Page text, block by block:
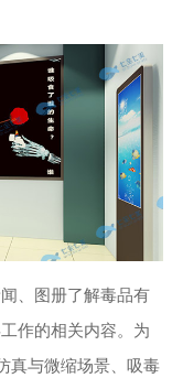
、图册了解毒品有
作的相关内容。为
真与微缩场景、吸毒